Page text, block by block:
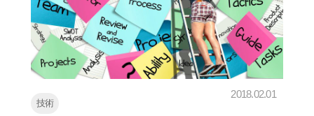
技術
2018.02.01